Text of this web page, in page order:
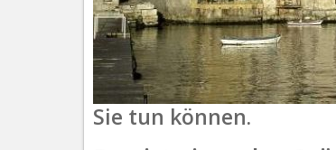
Sie tun können.